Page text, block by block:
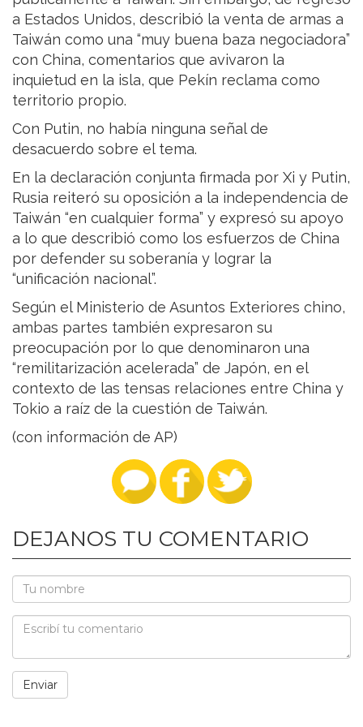
a Estados Unidos, describió la venta de armas a
Taiwán como una “muy buena baza negociadora”
con China, comentarios que avivaron la
inquietud en la isla, que Pekín reclama como
territorio propio.
Con Putin, no había ninguna señal de
desacuerdo sobre el tema.
En la declaración conjunta firmada por Xi y Putin,
Rusia reiteró su oposición a la independencia de
Taiwán “en cualquier forma” y expresó su apoyo
a lo que describió como los esfuerzos de China
por defender su soberanía y lograr la
“unificación nacional”.
Según el Ministerio de Asuntos Exteriores chino,
ambas partes también expresaron su
preocupación por lo que denominaron una
“remilitarización acelerada” de Japón, en el
contexto de las tensas relaciones entre China y
Tokio a raíz de la cuestión de Taiwán.
(con información de AP)
DEJANOS TU COMENTARIO